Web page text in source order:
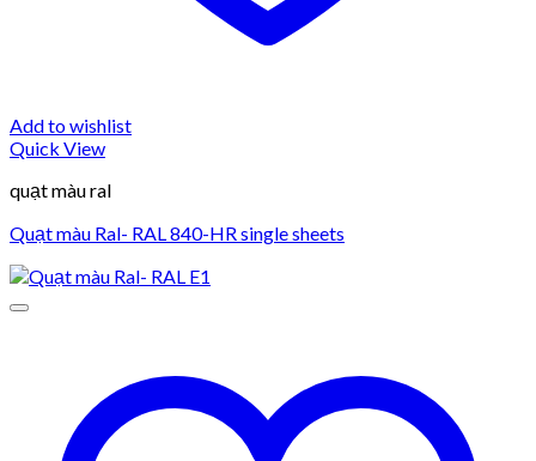
Add to wishlist
Quick View
quạt màu ral
Quạt màu Ral- RAL 840-HR single sheets